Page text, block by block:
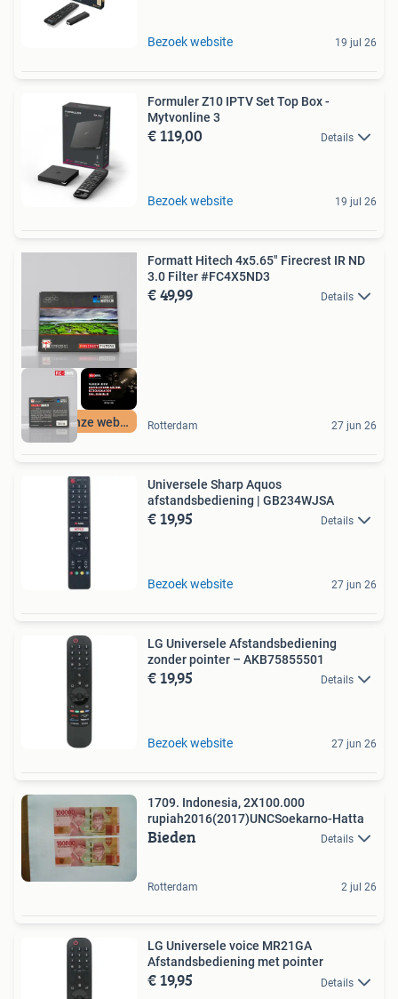
Bezoek website 19 jul 26
Formuler Z10 IPTV Set Top Box -
Mytvonline 3
€ 119,00 Details
Bezoek website 19 jul 26
Check onze webshop
Formatt Hitech 4x5.65" Firecrest IR ND
3.0 Filter #FC4X5ND3
€ 49,99 Details
Rotterdam 27 jun 26
Universele Sharp Aquos
afstandsbediening | GB234WJSA
€ 19,95 Details
Bezoek website 27 jun 26
LG Universele Afstandsbediening
zonder pointer – AKB75855501
€ 19,95 Details
Bezoek website 27 jun 26
1709. Indonesia, 2X100.000
rupiah2016(2017)UNCSoekarno-Hatta
Bieden Details
Rotterdam 2 jul 26
LG Universele voice MR21GA
Afstandsbediening met pointer
€ 19,95 Details